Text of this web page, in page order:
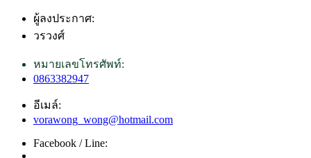
ผู้ลงประกาศ:
วรวงศ์
หมายเลขโทรศัพท์:
0863382947
อีเมล์:
vorawong_wong@hotmail.com
Facebook / Line: